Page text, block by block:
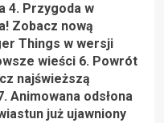
4. Przygoda w
Zobacz nową
Things w wersji
wieści 6. Powrót
najświeższą
Animowana odsłona
już ujawniony